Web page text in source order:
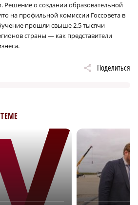
Решение о создании образовательной
на профильной комиссии Госсовета в
прошли свыше 2,5 тысячи
страны — как представители
Поделиться